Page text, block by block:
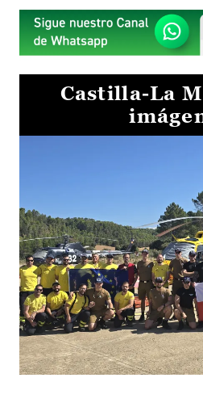
Castilla-La